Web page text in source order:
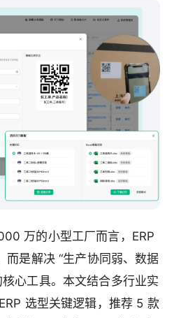
万的小型工厂而言，ERP
而是解决 “生产协同弱、数据
心工具。本文结合多行业实
选型关键逻辑，推荐 5 款